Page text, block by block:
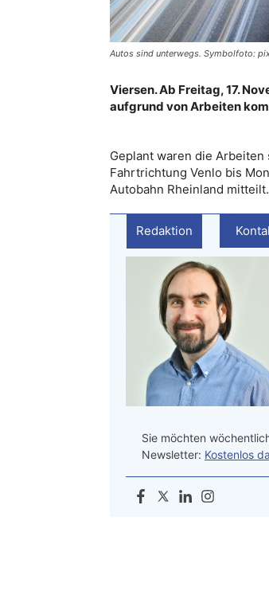
Autos sind unterwegs. Symbolfoto:
Viersen. Ab Freitag, 17.
aufgrund von Arbeiten
Geplant waren die
Fahrtrichtung Venlo bis
Autobahn Rheinland mitteilt.
Redaktion
Sie möchten
Newsletter: Kostenlos